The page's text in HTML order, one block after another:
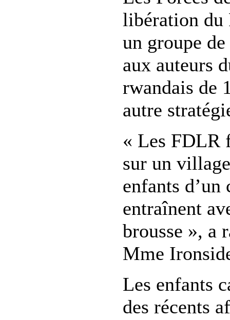
libération du
un groupe
aux auteurs
rwandais de
autre
« Les FDLR
sur un
enfants d’un
entraînent
brousse », a
Mme
Les enfants
des récents